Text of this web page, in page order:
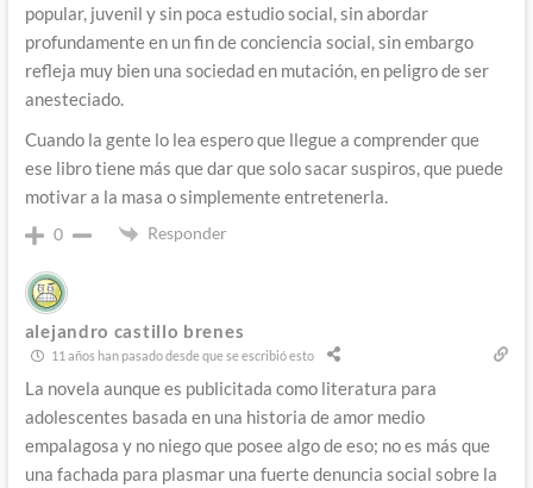
popular, juvenil y sin poca estudio social, sin abordar
profundamente en un fin de conciencia social, sin embargo
refleja muy bien una sociedad en mutación, en peligro de ser
anesteciado.
Cuando la gente lo lea espero que llegue a comprender que
ese libro tiene más que dar que solo sacar suspiros, que puede
motivar a la masa o simplemente entretenerla.
0 Responder
alejandro castillo brenes
11 años han pasado desde que se escribió esto
La novela aunque es publicitada como literatura para
adolescentes basada en una historia de amor medio
empalagosa y no niego que posee algo de eso; no es más que
una fachada para plasmar una fuerte denuncia social sobre la